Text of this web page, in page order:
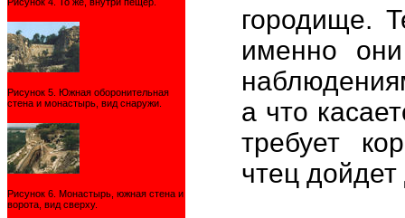
Рисунок 5. Южная оборонительная
стена и монастырь, вид снаружи.
Рисунок 6. Монастырь, южная стена и
ворота, вид сверху.
городище.
именно
а что
требует
чтец